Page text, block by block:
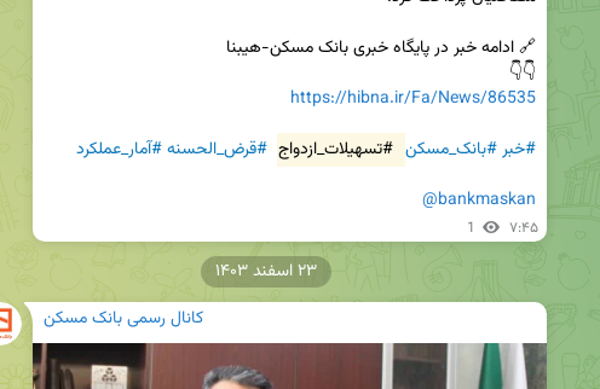
👇👇
https://hibna.ir/Fa/News/86535
#خبر#بانک_مسکن #تسهیلات_ازدواج #قرض_الحسنه#آمار_عملکرد
@bankmaskan
1 ۷:۴۵
کانال رسمی بانک مسکن
۲۳ اسفند ۱۴۰۳